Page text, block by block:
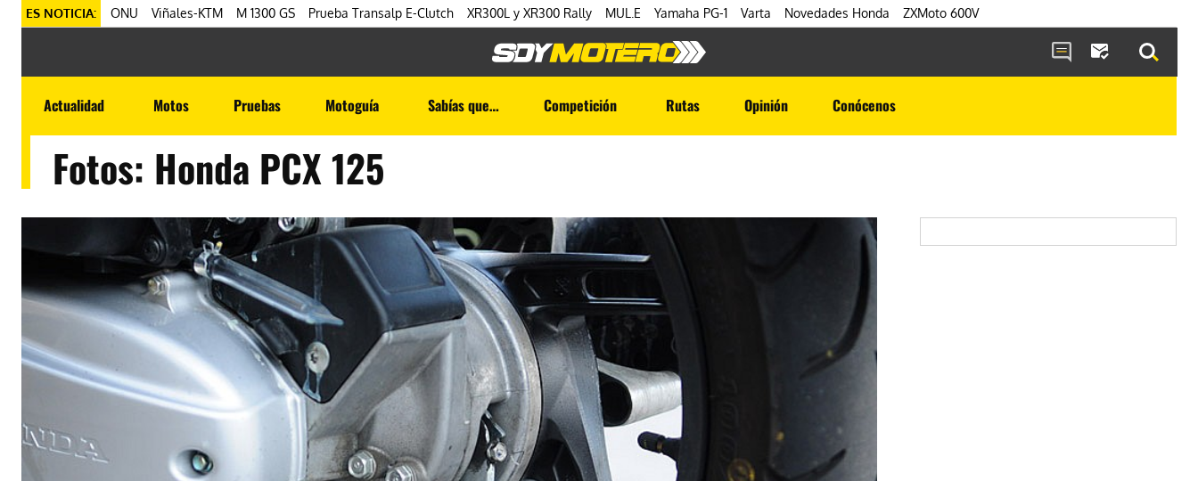
ES NOTICIA: ONU Viñales-KTM M 1300 GS Prueba Transalp E-Clutch XR300L y XR300 Rally MUL.E Yamaha PG-1 Varta Novedades Honda ZXMoto 600V
Actualidad Motos Pruebas Motoguía Sabías que… Competición Rutas Opinión Conócenos
Fotos: Honda PCX 125